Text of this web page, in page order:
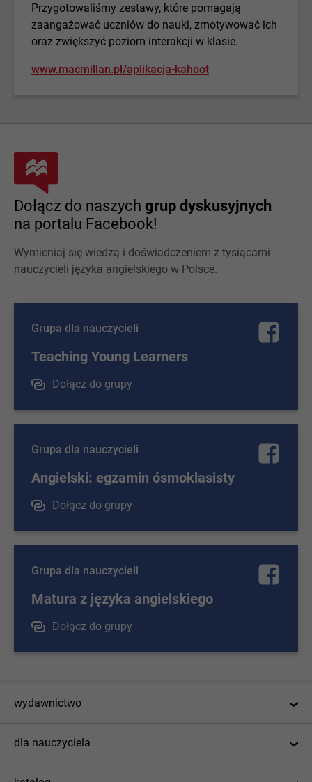
Przygotowaliśmy zestawy, które pomagają
zaangażować uczniów do nauki, zmotywować ich
oraz zwiększyć poziom interakcji w klasie.
www.macmillan.pl/aplikacja-kahoot
Dołącz do naszych grup dyskusyjnych
na portalu Facebook!
Wymieniaj się wiedzą i doświadczeniem z tysiącami
nauczycieli języka angielskiego w Polsce.
Grupa dla nauczycieli
Teaching Young Learners
Dołącz do grupy
Grupa dla nauczycieli
Angielski: egzamin ósmoklasisty
Dołącz do grupy
Grupa dla nauczycieli
Matura z języka angielskiego
Dołącz do grupy
wydawnictwo
o nas
kontakt
dla nauczyciela
Strefa nauczyciela